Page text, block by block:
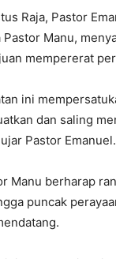
Raja, Pastor
Manu,
mempererat
ini
dan saling
Pastor Emanuel.
Manu berharap
puncak